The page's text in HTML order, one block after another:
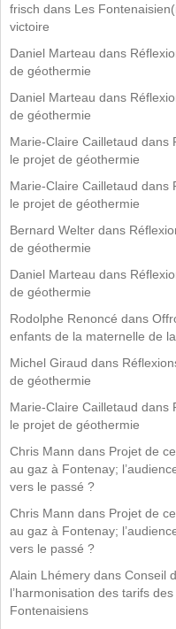
frisch dans Les
victoire
Daniel Marteau dans
de géothermie
Daniel Marteau dans
de géothermie
Marie-Claire Cailletaud dans
le projet de géothermie
Marie-Claire Cailletaud dans
le projet de géothermie
Bernard Welter dans
de géothermie
Daniel Marteau dans
de géothermie
Rodolphe Renoncé dans
enfants de la maternelle de
Michel Giraud dans
de géothermie
Marie-Claire Cailletaud dans
le projet de géothermie
Chris Mann dans Projet de
au gaz à Fontenay;
vers le passé ?
Chris Mann dans Projet de
au gaz à Fontenay;
vers le passé ?
Alain Lhémery dans Conseil
l’harmonisation des tarifs
Fontenaisiens